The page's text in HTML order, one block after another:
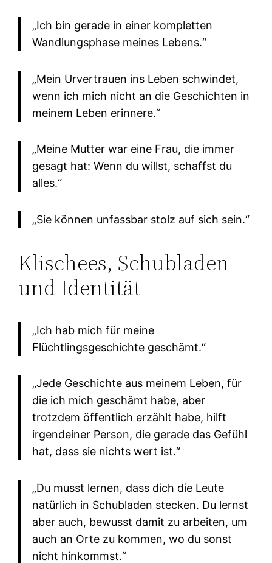
„Ich bin gerade in einer kompletten
Wandlungsphase meines Lebens.“
„Mein Urvertrauen ins Leben schwindet,
wenn ich mich nicht an die Geschichten in
meinem Leben erinnere.“
„Meine Mutter war eine Frau, die immer
gesagt hat: Wenn du willst, schaffst du
alles.“
„Sie können unfassbar stolz auf sich sein.“
Klischees, Schubladen
und Identität
„Ich hab mich für meine
Flüchtlingsgeschichte geschämt.“
„Jede Geschichte aus meinem Leben, für
die ich mich geschämt habe, aber
trotzdem öffentlich erzählt habe, hilft
irgendeiner Person, die gerade das Gefühl
hat, dass sie nichts wert ist.“
„Du musst lernen, dass dich die Leute
natürlich in Schubladen stecken. Du lernst
aber auch, bewusst damit zu arbeiten, um
auch an Orte zu kommen, wo du sonst
nicht hinkommst.“